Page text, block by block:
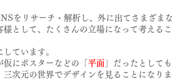
をリサーチ・解析し、外に出てさまざま
様として、たくさんの立場になって考える
ています。
にポスターなどの「 平面 」だったとして
三次元の世界でデザインを見ることになり